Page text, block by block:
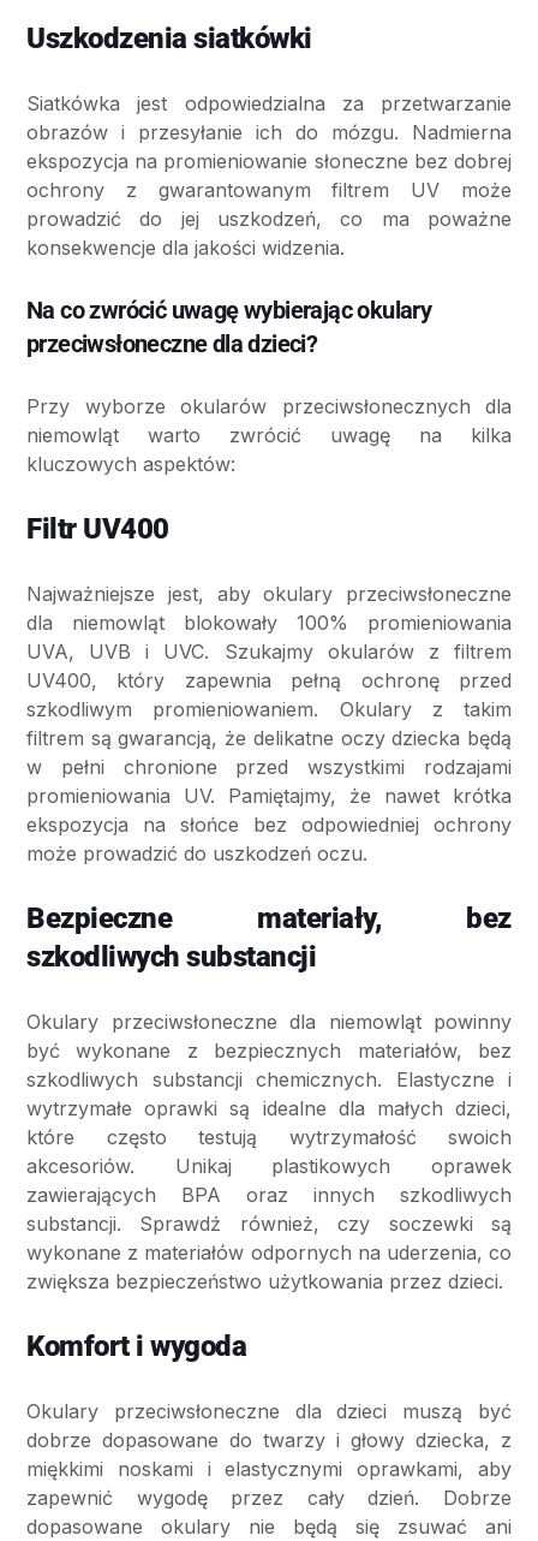
Uszkodzenia siatkówki
Siatkówka jest odpowiedzialna za przetwarzanie
obrazów i przesyłanie ich do mózgu. Nadmierna
ekspozycja na promieniowanie słoneczne bez dobrej
ochrony z gwarantowanym filtrem UV może
prowadzić do jej uszkodzeń, co ma poważne
konsekwencje dla jakości widzenia.
Na co zwrócić uwagę wybierając okulary
przeciwsłoneczne dla dzieci?
Przy wyborze okularów przeciwsłonecznych dla
niemowląt warto zwrócić uwagę na kilka
kluczowych aspektów:
Filtr UV400
Najważniejsze jest, aby okulary przeciwsłoneczne
dla niemowląt blokowały 100% promieniowania
UVA, UVB i UVC. Szukajmy okularów z filtrem
UV400, który zapewnia pełną ochronę przed
szkodliwym promieniowaniem. Okulary z takim
filtrem są gwarancją, że delikatne oczy dziecka będą
w pełni chronione przed wszystkimi rodzajami
promieniowania UV. Pamiętajmy, że nawet krótka
ekspozycja na słońce bez odpowiedniej ochrony
może prowadzić do uszkodzeń oczu.
Bezpieczne materiały, bez
szkodliwych substancji
Okulary przeciwsłoneczne dla niemowląt powinny
być wykonane z bezpiecznych materiałów, bez
szkodliwych substancji chemicznych. Elastyczne i
wytrzymałe oprawki są idealne dla małych dzieci,
które często testują wytrzymałość swoich
akcesoriów. Unikaj plastikowych oprawek
zawierających BPA oraz innych szkodliwych
substancji. Sprawdź również, czy soczewki są
wykonane z materiałów odpornych na uderzenia, co
zwiększa bezpieczeństwo użytkowania przez dzieci.
Komfort i wygoda
Okulary przeciwsłoneczne dla dzieci muszą być
dobrze dopasowane do twarzy i głowy dziecka, z
miękkimi noskami i elastycznymi oprawkami, aby
zapewnić wygodę przez cały dzień. Dobrze
dopasowane okulary nie będą się zsuwać ani